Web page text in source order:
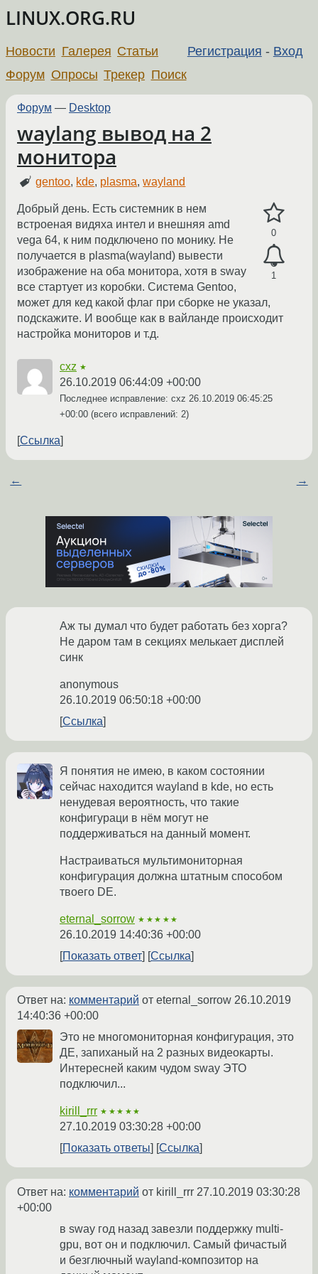
LINUX.ORG.RU
Регистрация - Вход
Новости Галерея Статьи
Форум Опросы Трекер Поиск
Форум — Desktop
waylang вывод на 2
монитора
gentoo, kde, plasma,wayland
0
1
Добрый день. Есть системник в нем
встроеная видяха интел и внешняя amd
vega 64, к ним подключено по монику. Не
получается в plasma(wayland) вывести
изображение на оба монитора, хотя в sway
все стартует из коробки. Система Gentoo,
может для кед какой флаг при сборке не указал,
подскажите. И вообще как в вайланде происходит
настройка мониторов и т.д.
cxz ★
26.10.2019 06:44:09 +00:00
Последнее исправление: cxz 26.10.2019 06:45:25
+00:00 (всего исправлений: 2)
Ссылка
← →
Аж ты думал что будет работать без хорга?
Не даром там в секциях мелькает дисплей
синк
anonymous
26.10.2019 06:50:18 +00:00
Ссылка
Я понятия не имею, в каком состоянии
сейчас находится wayland в kde, но есть
ненудевая вероятность, что такие
конфигураци в нём могут не
поддерживаться на данный момент.
Настраиваться мультимониторная
конфигурация должна штатным способом
твоего DE.
eternal_sorrow ★★★★★
26.10.2019 14:40:36 +00:00
Показать ответ
Ссылка
Ответ на: комментарий от eternal_sorrow 26.10.2019
14:40:36 +00:00
Это не многомониторная конфигурация, это
ДЕ, запиханый на 2 разных видеокарты.
Интересней каким чудом sway ЭТО
подключил...
kirill_rrr ★★★★★
27.10.2019 03:30:28 +00:00
Показать ответы
Ссылка
Ответ на: комментарий от kirill_rrr 27.10.2019 03:30:28
+00:00
в sway год назад завезли поддержку multi-
gpu, вот он и подключил. Самый фичастый
и безглючный wayland-композитор на